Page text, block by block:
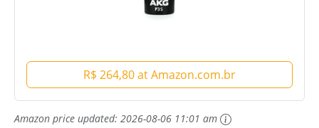
R$ 264,80 at Amazon.com.br
Amazon price updated: 2026-08-06 11:01 am